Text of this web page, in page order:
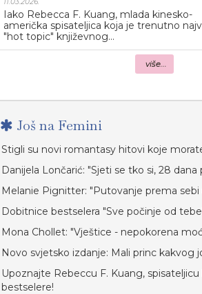
Iako Rebecca F. Kuang, mlada kinesko-
američka spisateljica koja je trenutno
"hot topic" književnog...
više...
Još na Femini
Stigli su novi romantasy hitovi koje
Danijela Lončarić: "Sjeti se tko si, 28 dana
Melanie Pignitter: "Putovanje prema sebi
Dobitnice bestselera "Sve počinje od
Mona Chollet: "Vještice - nepokorena
Novo svjetsko izdanje: Mali princ kakvog
Upoznajte Rebeccu F. Kuang,
bestselere!